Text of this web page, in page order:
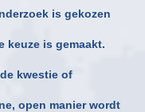
is gekozen
keuze is gemaakt.
kwestie of
open manier wordt